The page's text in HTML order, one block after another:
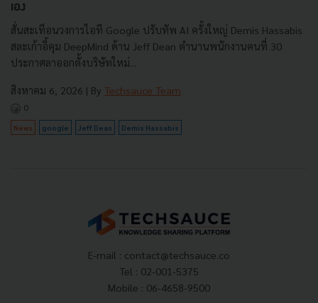
เอง
สั่นสะเทือนวงการไอที Google ปรับทัพ AI ครั้งใหญ่ Demis Hassabis
สละเก้าอี้คุม DeepMind ด้าน Jeff Dean ตำนานพนักงานคนที่ 30
ประกาศลาออกตั้งบริษัทใหม่...
สิงหาคม 6, 2026 | By Techsauce Team
0
News google Jeff Dean Demis Hassabis
E-mail : contact@techsauce.co
Tel : 02-001-5375
Mobile : 06-4658-9500